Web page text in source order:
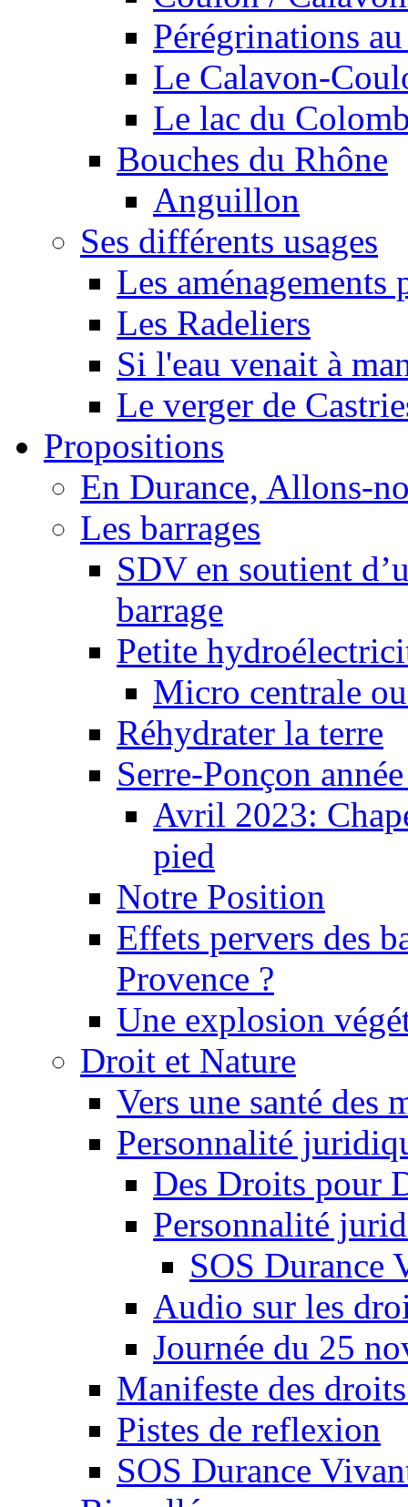
Pérégrinations
Le Calavon-
Le lac du
Bouches du Rhône
Anguillon
Ses différents usages
Les
Les Radeliers
Si l'eau venait à
Le verger de
Propositions
En Durance, Allons-
Les barrages
SDV en soutient
barrage
Petite
Micro centrale
Réhydrater la terre
Serre-Ponçon
Avril 2023:
pied
Notre Position
Effets pervers des
Provence ?
Une explosion
Droit et Nature
Vers une santé des
Personnalité
Des Droits pour
Personnalité
SOS Durance
Audio sur les
Journée du 25
Manifeste des
Pistes de reflexion
SOS Durance